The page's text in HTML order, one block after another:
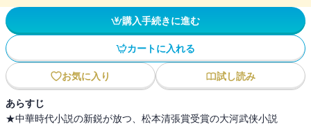
購入手続きに進む
カートに入れる
お気に入り 試し読み
あらすじ
★中華時代小説の新鋭が放つ、松本清張賞受賞の大河武侠小説